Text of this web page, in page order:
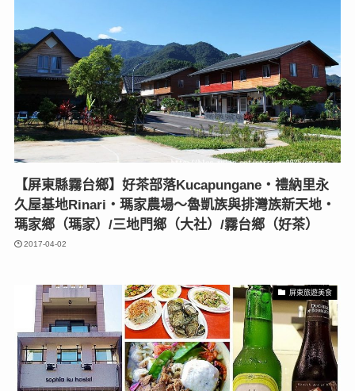
【屏東縣霧台鄉】好茶部落Kucapungane‧禮納里永
久屋基地Rinari‧瑪家農場～魯凱族與排灣族新天地‧
瑪家鄉（瑪家）/三地門鄉（大社）/霧台鄉（好茶）
2017-04-02
屏東旅遊美食